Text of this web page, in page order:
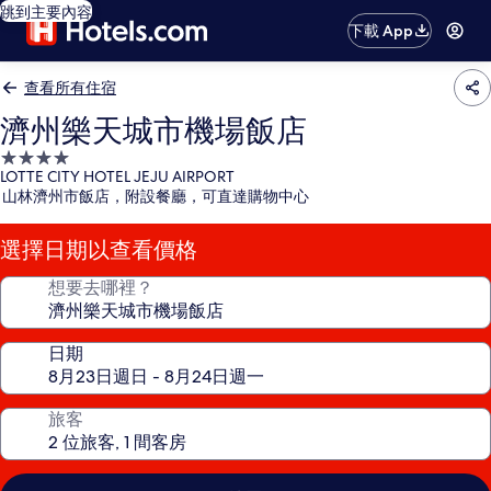
跳到主要內容
下載 App
查看所有住宿
濟州樂天城市機場飯店
4.0
星
級
住
宿
LOTTE CITY HOTEL JEJU AIRPORT
山林濟州市飯店，附設餐廳，可直達購物中心
選擇日期以查看價格
想要去哪裡？
日期
旅客